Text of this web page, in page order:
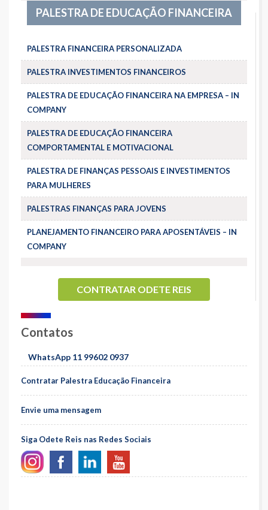
PALESTRA DE EDUCAÇÃO FINANCEIRA
PALESTRA FINANCEIRA PERSONALIZADA
PALESTRA INVESTIMENTOS FINANCEIROS
PALESTRA DE EDUCAÇÃO FINANCEIRA NA EMPRESA – IN
COMPANY
PALESTRA DE EDUCAÇÃO FINANCEIRA
COMPORTAMENTAL E MOTIVACIONAL
PALESTRA DE FINANÇAS PESSOAIS E INVESTIMENTOS
PARA MULHERES
PALESTRAS FINANÇAS PARA JOVENS
PLANEJAMENTO FINANCEIRO PARA APOSENTÁVEIS – IN
COMPANY
CONTRATAR ODETE REIS
Contatos
WhatsApp 11 99602 0937
Contratar Palestra Educação Financeira
Envie uma mensagem
Siga Odete Reis nas Redes Sociais